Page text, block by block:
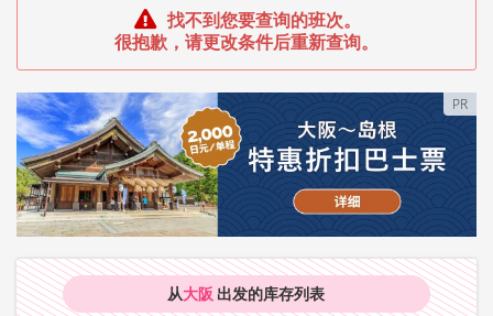
找不到您要查询的班次。
很抱歉，请更改条件后重新查询。
PR
从大阪 出发的库存列表